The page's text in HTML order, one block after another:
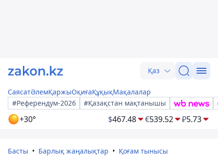
Қаз
СаясатӘлемҚаржыОқиғаҚұқықМақалалар
#Референдум-2026
#Қазақстан мақтанышы
+30° $467.48 €539.52 ₽5.73
Басты Барлық жаңалықтар Қоғам тынысы